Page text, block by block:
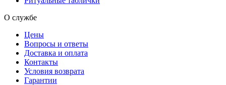
О службе
Цены
Вопросы и ответы
Доставка и оплата
Контакты
Условия возврата
Гарантии